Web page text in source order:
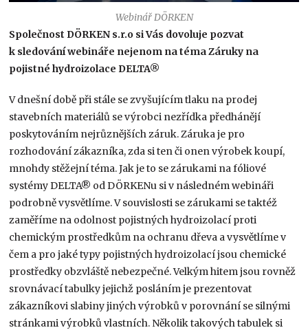
Webinář DÖRKEN
Společnost DÖRKEN s.r.o si Vás dovoluje pozvat
k sledování webináře nejenom na téma Záruky na
pojistné hydroizolace DELTA®
V dnešní době při stále se zvyšujícím tlaku na prodej
stavebních materiálů se výrobci nezřídka předhánějí
poskytováním nejrůznějších záruk. Záruka je pro
rozhodování zákazníka, zda si ten či onen výrobek koupí,
mnohdy stěžejní téma. Jak je to se zárukami na fóliové
systémy DELTA® od DÖRKENu si v následném webináři
podrobně vysvětlíme. V souvislosti se zárukami se taktéž
zaměříme na odolnost pojistných hydroizolací proti
chemickým prostředkům na ochranu dřeva a vysvětlíme v
čem a pro jaké typy pojistných hydroizolací jsou chemické
prostředky obzvláště nebezpečné. Velkým hitem jsou rovněž
srovnávací tabulky jejichž posláním je prezentovat
zákazníkovi slabiny jiných výrobků v porovnání se silnými
stránkami výrobků vlastních. Několik takových tabulek si